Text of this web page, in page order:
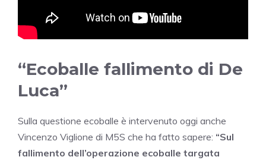
“Ecoballe fallimento di De
Luca”
Sulla questione ecoballe è intervenuto oggi anche
Vincenzo Viglione di M5S che ha fatto sapere: “Sul
fallimento dell’operazione ecoballe targata